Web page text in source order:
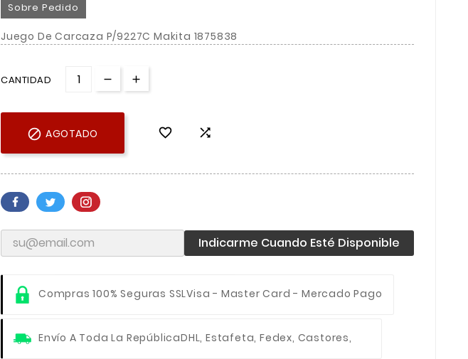
Sobre Pedido
Juego De Carcaza P/9227C Makita 1875838
CANTIDAD
 AGOTADO  
Indicarme Cuando Esté Disponible
Compras 100% Seguras SSLVisa - Master Card - Mercado Pago
Envío A Toda La RepúblicaDHL, Estafeta, Fedex, Castores,